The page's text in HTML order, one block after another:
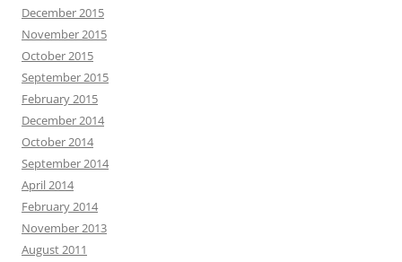
December 2015
November 2015
October 2015
September 2015
February 2015
December 2014
October 2014
September 2014
April 2014
February 2014
November 2013
August 2011